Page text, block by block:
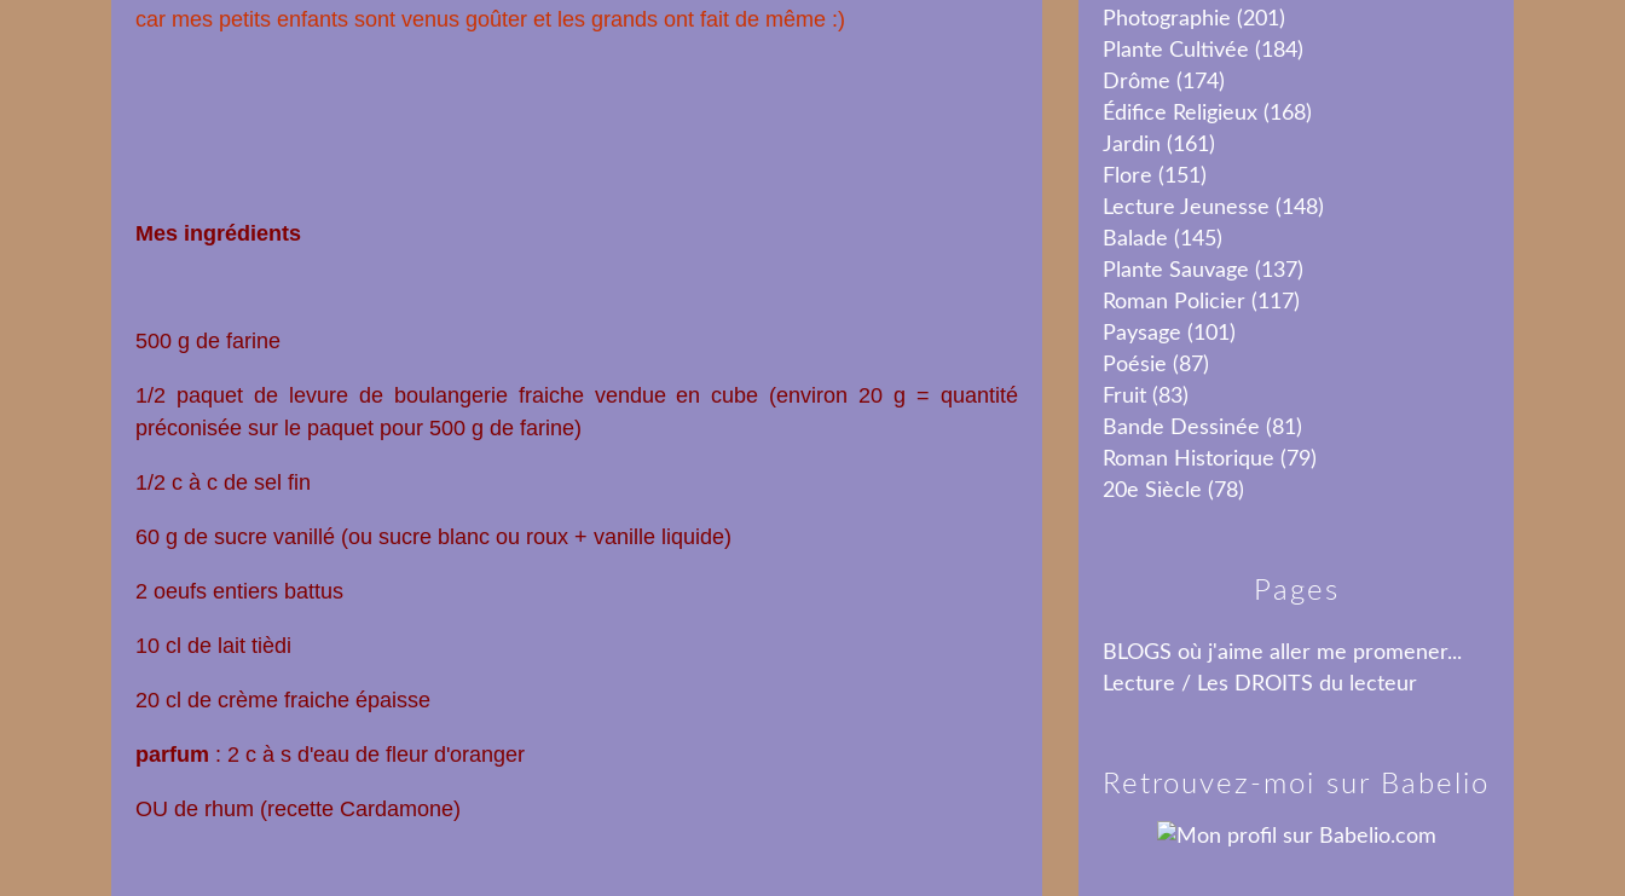
car mes petits enfants sont venus goûter et les grands ont fait de même :)
Mes ingrédients
500 g de farine
1/2 paquet de levure de boulangerie fraiche vendue en cube (environ 20 g = quantité
préconisée sur le paquet pour 500 g de farine)
1/2 c à c de sel fin
60 g de sucre vanillé (ou sucre blanc ou roux + vanille liquide)
2 oeufs entiers battus
10 cl de lait tièdi
20 cl de crème fraiche épaisse
parfum : 2 c à s d'eau de fleur d'oranger
OU de rhum (recette Cardamone)
Photographie (201)
Plante Cultivée (184)
Drôme (174)
Édifice Religieux (168)
Jardin (161)
Flore (151)
Lecture Jeunesse (148)
Balade (145)
Plante Sauvage (137)
Roman Policier (117)
Paysage (101)
Poésie (87)
Fruit (83)
Bande Dessinée (81)
Roman Historique (79)
20e Siècle (78)
Pages
BLOGS où j'aime aller me promener...
Lecture / Les DROITS du lecteur
Retrouvez-moi sur Babelio